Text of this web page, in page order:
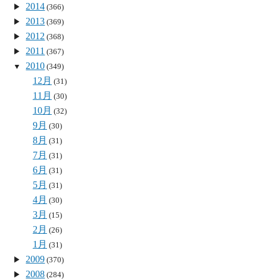
2014 (366)
2013 (369)
2012 (368)
2011 (367)
2010 (349)
12月 (31)
11月 (30)
10月 (32)
9月 (30)
8月 (31)
7月 (31)
6月 (31)
5月 (31)
4月 (30)
3月 (15)
2月 (26)
1月 (31)
2009 (370)
2008 (284)